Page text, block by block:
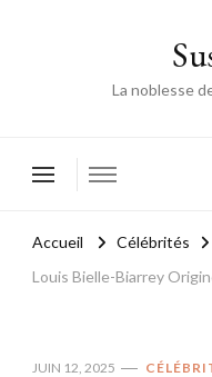
La noblesse
Accueil
Célébrités
Louis Bielle-Biarrey
JUIN 12, 2025